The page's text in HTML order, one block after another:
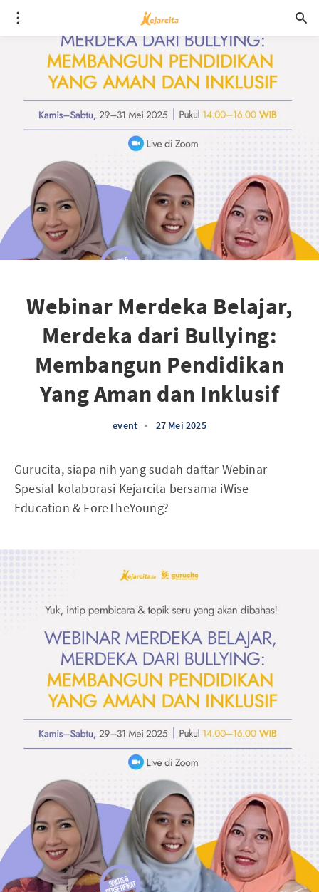
Webinar Merdeka Belajar,
Merdeka dari Bullying:
Membangun Pendidikan
Yang Aman dan Inklusif
event • 27 Mei 2025
Gurucita, siapa nih yang sudah daftar Webinar
Spesial kolaborasi Kejarcita bersama iWise
Education & ForeTheYoung?